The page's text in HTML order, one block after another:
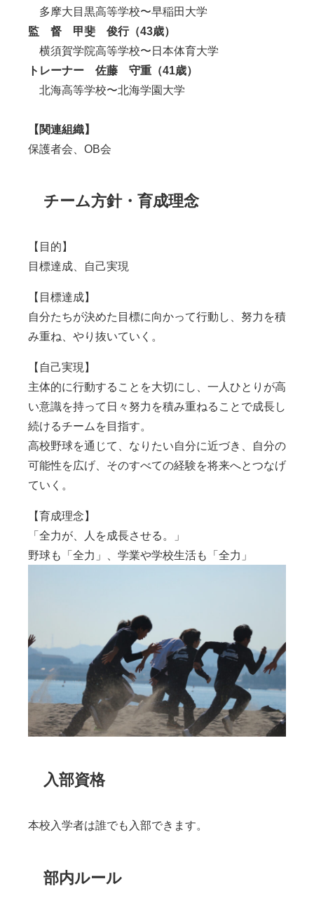
多摩大目黒高等学校〜早稲田大学
監 督 甲斐 俊行（43歳）
横須賀学院高等学校〜日本体育大学
トレーナー 佐藤 守重（41歳）
北海高等学校〜北海学園大学
【関連組織】
保護者会、OB会
チーム方針・育成理念
【目的】
目標達成、自己実現
【目標達成】
自分たちが決めた目標に向かって行動し、努力を積
み重ね、やり抜いていく。
【自己実現】
主体的に行動することを大切にし、一人ひとりが高
い意識を持って日々努力を積み重ねることで成長し
続けるチームを目指す。
高校野球を通じて、なりたい自分に近づき、自分の
可能性を広げ、そのすべての経験を将来へとつなげ
ていく。
【育成理念】
「全力が、人を成長させる。」
野球も「全力」、学業や学校生活も「全力」
入部資格
本校入学者は誰でも入部できます。
部内ルール